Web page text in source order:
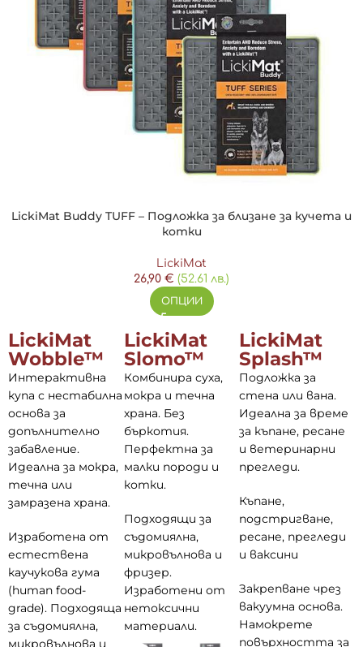
LickiMat Buddy TUFF – Подложка за близане за кучета и
котки
LickiMat
26,90 € (52.61 лв.)
ОПЦИИ
LickiMat
Wobble™
Интерактивна
купа с нестабилна
основа за
допълнително
забавление.
Идеална за мокра,
течна или
замразена храна.
Изработена от
естествена
каучукова гума
(human food-
grade). Подходяща
за съдомиялна,
микровълнова и
LickiMat
Slomo™
Комбинира суха,
мокра и течна
храна. Без
бъркотия.
Перфектна за
малки породи и
котки.
Подходящи за
съдомиялна,
микровълнова и
фризер.
Изработени от
нетоксични
материали.
LickiMat
Splash™
Подложка за
стена или вана.
Идеална за време
за къпане, ресане
и ветеринарни
прегледи.
Къпане,
подстригване,
ресане, прегледи
и ваксини
Закрепване чрез
вакуумна основа.
Намокрете
повърхността за